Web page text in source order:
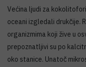
Većina ljudi za
oceani izgledali drukčije.
organizmima koji žive u
prepoznatljivi su po
oko stanice. Unatoč